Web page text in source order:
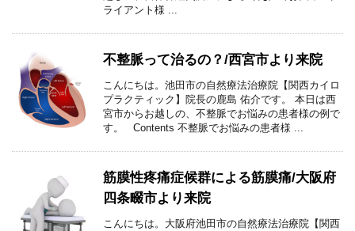
ライアント様 ...
不整脈って治るの？/西宮市より来院
こんにちは。池田市の自然療法治療院【関西カイロ
プラクティック】院長の鹿島 佑介です。 本日は西
宮市からお越しの、不整脈でお悩みの患者様の例で
す。 Contents 不整脈でお悩みの患者様 ...
筋膜性疼痛症候群による筋膜痛/大阪府
四条畷市より来院
こんにちは。大阪府池田市の自然療法治療院【関西